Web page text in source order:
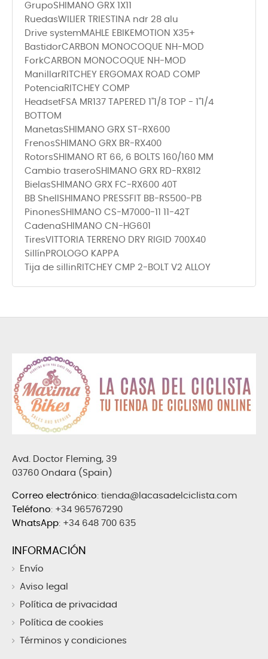
GrupoSHIMANO GRX 1X11
RuedasWILIER TRIESTINA ndr 28 alu
Drive systemMAHLE EBIKEMOTION X35+
BastidorCARBON MONOCOQUE NH-MOD
ForkCARBON MONOCOQUE NH-MOD
ManillarRITCHEY ERGOMAX ROAD COMP
PotenciaRITCHEY COMP
HeadsetFSA MR137 TAPERED 1"1/8 TOP - 1"1/4
BOTTOM
ManetasSHIMANO GRX ST-RX600
FrenosSHIMANO GRX BR-RX400
RotorsSHIMANO RT 66, 6 BOLTS 160/160 MM
Cambio traseroSHIMANO GRX RD-RX812
BielasSHIMANO GRX FC-RX600 40T
BB ShellSHIMANO PRESSFIT BB-RS500-PB
PinonesSHIMANO CS-M7000-11 11-42T
CadenaSHIMANO CN-HG601
TiresVITTORIA TERRENO DRY RIGID 700X40
SillínPROLOGO KAPPA
Tija de sillinRITCHEY CMP 2-BOLT V2 ALLOY
Avd. Doctor Fleming, 39
03760 Ondara (Spain)
Correo electrónico: tienda@lacasadelciclista.com
Teléfono: +34 965767290
WhatsApp: +34 648 700 635
INFORMACIÓN
Envío
Aviso legal
Política de privacidad
Política de cookies
Términos y condiciones